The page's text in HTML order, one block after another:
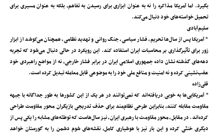
بگیرد. اما آمریکا مذاکره را نه به عنوان ابزاری برای رسیدن به تفاهم، بلکه به عنوان مسیری برای
تحمیل خواسته‌های خود دنبال می‌کند.
سلیم‌آبادی
* آمریکا پس از سال‌ها تحریم، فشار سیاسی، جنگ روانی و تهدید نظامی، همچنان می‌کوشد از ابزار
زور برای تأثیرگذاری بر محاسبات ایران استفاده کند. این رویکرد در حالی دنبال می‌شود که تجربه
دهه‌های گذشته نشان داده جمهوری اسلامی ایران در برابر فشار خارجی، نه از مواضع راهبردی خود
عقب‌نشینی کرده و نه امنیت و منافع ملی خود را به موضوعی قابل معامله تبدیل کرده است.
قلی‌زاده
* آمریکایی‌ها به خوبی دریافته‌اند که نمی‌توانند در هر یک از این کشورها به طور جداگانه با جبهه
مقاومت مقابله کنند، بنابراین طرحی نظام‌مند برای حذف تدریجی بازیگران محور مقاومت طراحی
کرده‌اند. در مقابل، محور مقاومت با رهبری ایران، نیز سال‌هاست که توطئه‌های مشابه را یکی پس از
دیگری خنثی کرده و این بار نیز با هوشیاری کامل، نقشه‌های شوم دشمن را به گورستان خواهد